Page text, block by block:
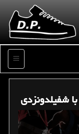
منو
شفیلدونزدی